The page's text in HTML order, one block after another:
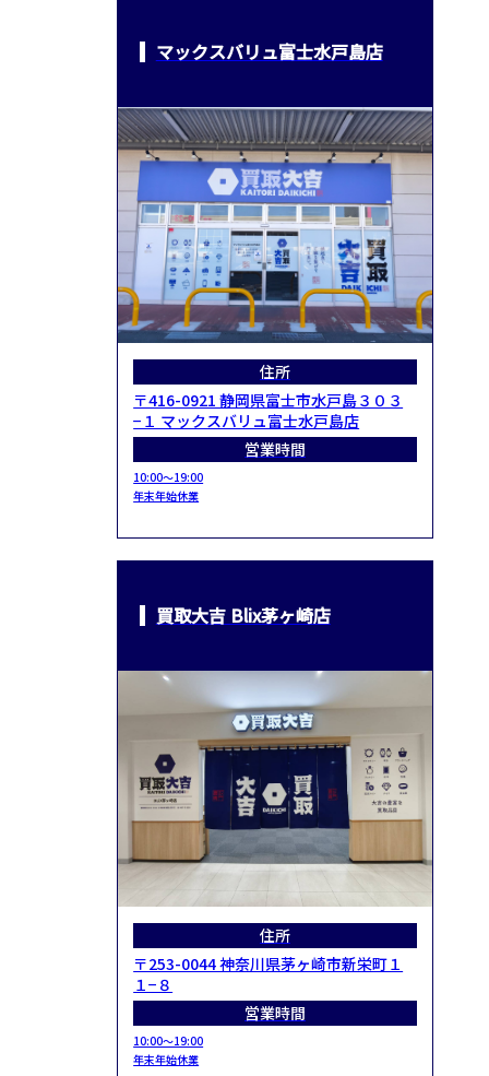
マックスバリュ富士水戸島店
住所
〒416-0921 静岡県富士市水戸島３０３
−１ マックスバリュ富士水戸島店
営業時間
10:00～19:00
年末年始休業
買取大吉 Blix茅ヶ崎店
住所
〒253-0044 神奈川県茅ヶ崎市新栄町１
１−８
営業時間
10:00～19:00
年末年始休業